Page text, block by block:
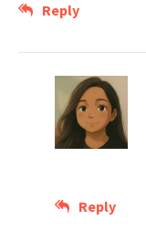
Reply
Reply